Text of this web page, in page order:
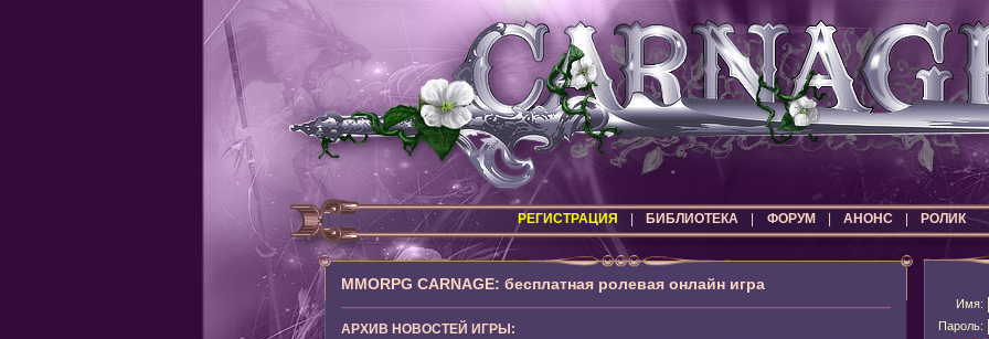
РЕГИСТРАЦИЯ БИБЛИОТЕКА ФОРУМ АНОНС РОЛИК
MMORPG CARNAGE: бесплатная ролевая онлайн игра
АРХИВ НОВОСТЕЙ ИГРЫ:
Имя:
Пароль: